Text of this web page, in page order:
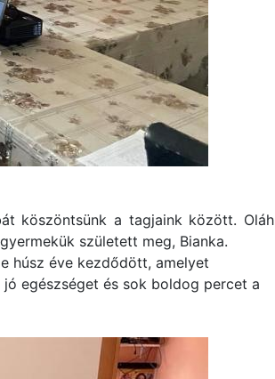
köszöntsünk a tagjaink között. Oláh
született meg, Bianka.
húsz éve kezdődött, amelyet
egészséget és sok boldog percet a